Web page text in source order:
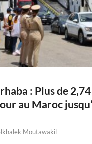
: Plus de
au Maroc
Moutawakil